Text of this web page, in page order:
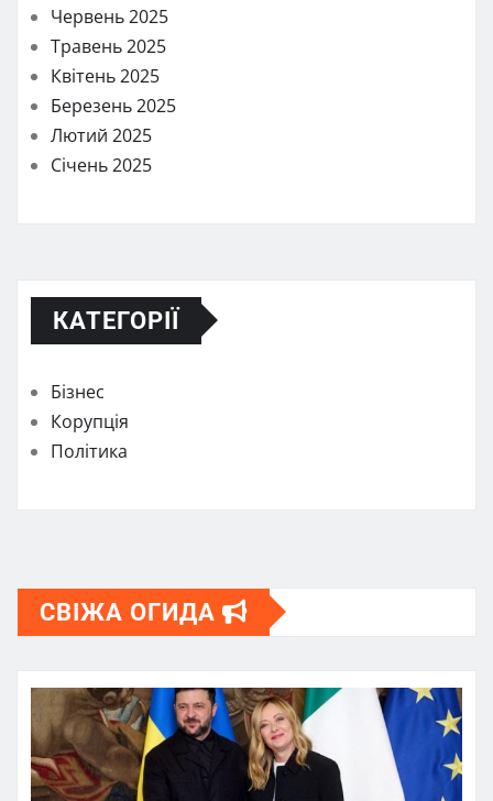
Червень 2025
Травень 2025
Квітень 2025
Березень 2025
Лютий 2025
Січень 2025
КАТЕГОРІЇ
Бізнес
Корупція
Політика
СВІЖА ОГИДА